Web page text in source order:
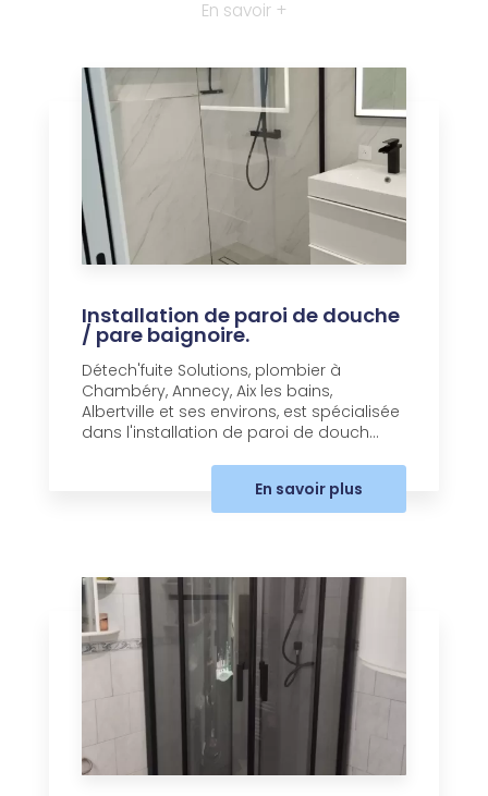
En savoir +
Installation de paroi de douche
/ pare baignoire.
Détech'fuite Solutions, plombier à
Chambéry, Annecy, Aix les bains,
Albertville et ses environs, est spécialisée
dans l'installation de paroi de douch...
En savoir plus